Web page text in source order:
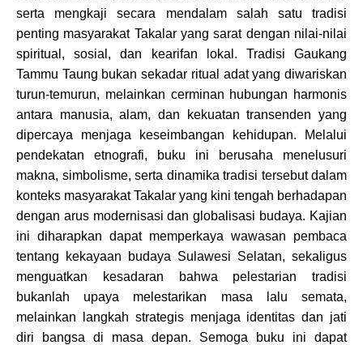
serta mengkaji secara mendalam salah satu tradisi
penting masyarakat Takalar yang sarat dengan nilai-nilai
spiritual, sosial, dan kearifan lokal. Tradisi Gaukang
Tammu Taung bukan sekadar ritual adat yang diwariskan
turun-temurun, melainkan cerminan hubungan harmonis
antara manusia, alam, dan kekuatan transenden yang
dipercaya menjaga keseimbangan kehidupan. Melalui
pendekatan etnografi, buku ini berusaha menelusuri
makna, simbolisme, serta dinamika tradisi tersebut dalam
konteks masyarakat Takalar yang kini tengah berhadapan
dengan arus modernisasi dan globalisasi budaya. Kajian
ini diharapkan dapat memperkaya wawasan pembaca
tentang kekayaan budaya Sulawesi Selatan, sekaligus
menguatkan kesadaran bahwa pelestarian tradisi
bukanlah upaya melestarikan masa lalu semata,
melainkan langkah strategis menjaga identitas dan jati
diri bangsa di masa depan. Semoga buku ini dapat